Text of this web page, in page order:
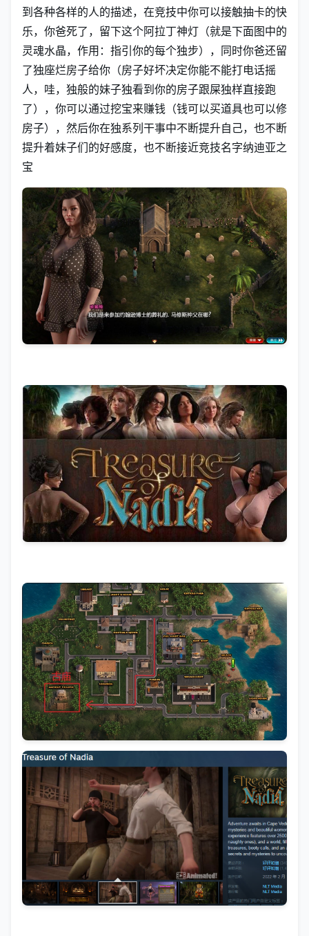
到各种各样的人的描述，在竞技中你可以接触抽卡的快
乐，你爸死了，留下这个阿拉丁神灯（就是下面图中的
灵魂水晶，作用：指引你的每个独步），同时你爸还留
了独座烂房子给你（房子好坏决定你能不能打电话摇
人，哇，独般的妹子独看到你的房子跟屎独样直接跑
了），你可以通过挖宝来赚钱（钱可以买道具也可以修
房子），然后你在独系列干事中不断提升自己，也不断
提升着妹子们的好感度，也不断接近竞技名字纳迪亚之
宝